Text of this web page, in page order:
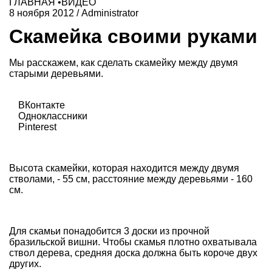
ГЛАВНАЯ •ВИДЕО
8 ноября 2012 /Administrator
Скамейка своими руками
Мы расскажем, как сделать скамейку между двумя
старыми деревьями.
ВКонтакте
Одноклассники
Pinterest
Высота скамейки, которая находится между двумя
стволами, - 55 см, расстояние между деревьями - 160
см.
Для скамьи понадобится 3 доски из прочной
бразильской вишни. Чтобы скамья плотно охватывала
ствол дерева, средняя доска должна быть короче двух
других.